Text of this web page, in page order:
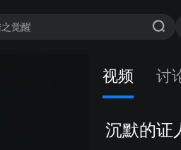
视频 讨
沉默的证